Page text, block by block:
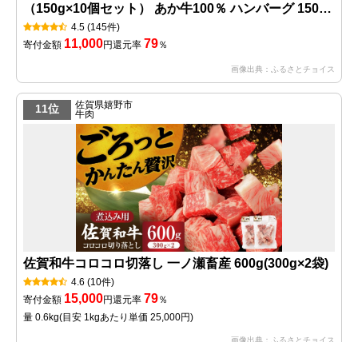
（150g×10個セット） あか牛100％ ハンバーグ 150g
10個 国産牛 和牛 牛 あか牛 ハンバーグステーキ セッ
ト 個包装 牛100％ 冷凍 ギフト 熊本 阿蘇 南小国町 送
4.5 (145件)
寄付金額 11,000円還元率 79％
画像出典：ふるさとチョイス
11位
佐賀県嬉野市
牛肉
佐賀和牛コロコロ切落し 一ノ瀬畜産 600g(300g×2袋)
4.6 (10件)
寄付金額 15,000円還元率 79％
量 0.6kg(目安 1kgあたり単価 25,000円)
画像出典：ふるさとチョイス